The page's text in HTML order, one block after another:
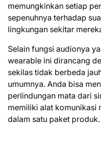
memungkinkan setiap
sepenuhnya terhadap
lingkungan sekitar
Selain fungsi audionya
wearable ini dirancang
sekilas tidak berbeda
umumnya. Anda bisa
perlindungan mata dari
memiliki alat komunikasi
dalam satu paket produk.